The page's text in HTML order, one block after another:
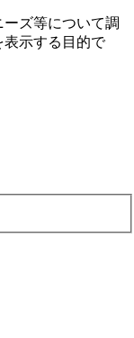
ズ等について調
⽰する⽬的で